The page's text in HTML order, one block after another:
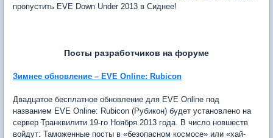
пропустить EVE Down Under 2013 в Сиднее!
Посты разработчиков на форуме
Зимнее обновление – EVE Online: Rubicon
Двадцатое бесплатное обновление для EVE Online под
названием EVE Online: Rubicon (Рубикон) будет установлено на
сервер Транквилити 19-го Ноября 2013 года. В число новшеств
войдут: Таможенные посты в «безопасном космосе» или «хай-